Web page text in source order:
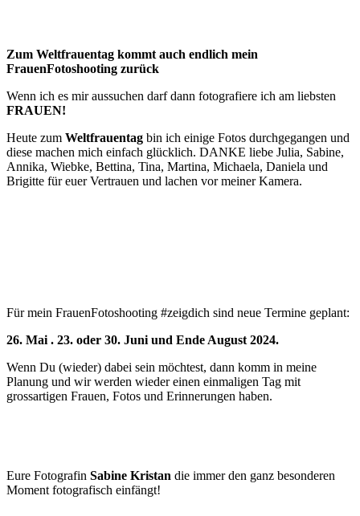
Zum Weltfrauentag kommt auch endlich mein
FrauenFotoshooting zurück
Wenn ich es mir aussuchen darf dann fotografiere ich am liebsten
FRAUEN!
Heute zum Weltfrauentag bin ich einige Fotos durchgegangen und
diese machen mich einfach glücklich. DANKE liebe Julia, Sabine,
Annika, Wiebke, Bettina, Tina, Martina, Michaela, Daniela und
Brigitte für euer Vertrauen und lachen vor meiner Kamera.
Für mein FrauenFotoshooting #zeigdich sind neue Termine geplant:
26. Mai . 23. oder 30. Juni und Ende August 2024.
Wenn Du (wieder) dabei sein möchtest, dann komm in meine
Planung und wir werden wieder einen einmaligen Tag mit
grossartigen Frauen, Fotos und Erinnerungen haben.
Eure Fotografin Sabine Kristan die immer den ganz besonderen
Moment fotografisch einfängt!